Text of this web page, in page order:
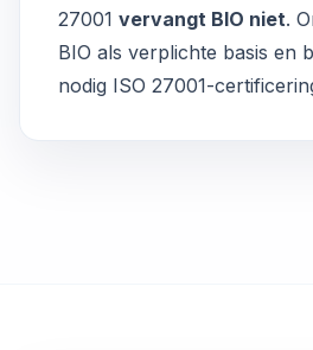
27001 vervangt BIO niet.
BIO als verplichte basis en
nodig ISO 27001-